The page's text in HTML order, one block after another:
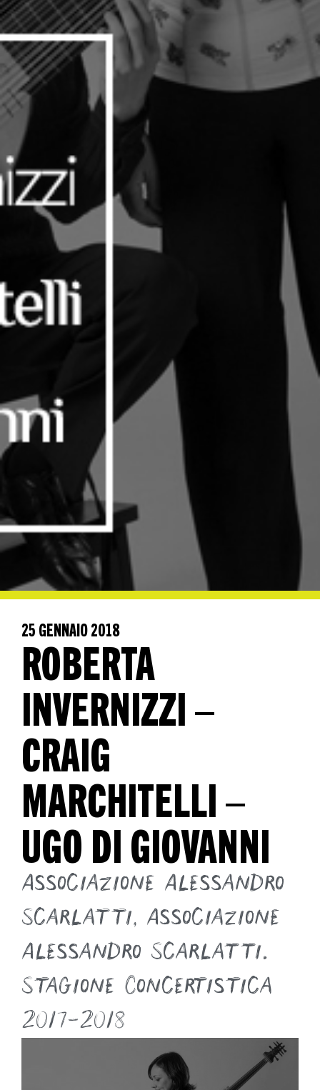
25 GENNAIO 2018
ROBERTA
INVERNIZZI –
CRAIG
MARCHITELLI –
UGO DI GIOVANNI
Associazione Alessandro
Scarlatti, Associazione
Alessandro Scarlatti.
Stagione Concertistica
2017-2018